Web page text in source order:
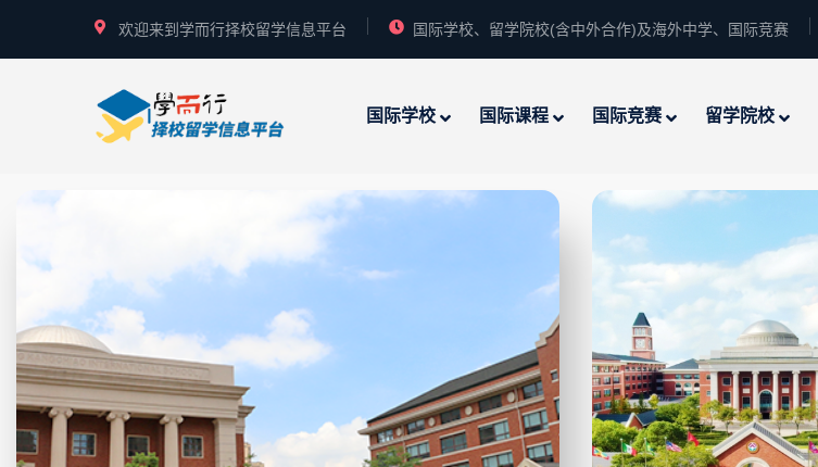
欢迎来到学而行择校留学信息平台 国际学校、留学院校(含中外合作)及海外中学、国际竞赛
国际学校 国际课程 国际竞赛 留学院校